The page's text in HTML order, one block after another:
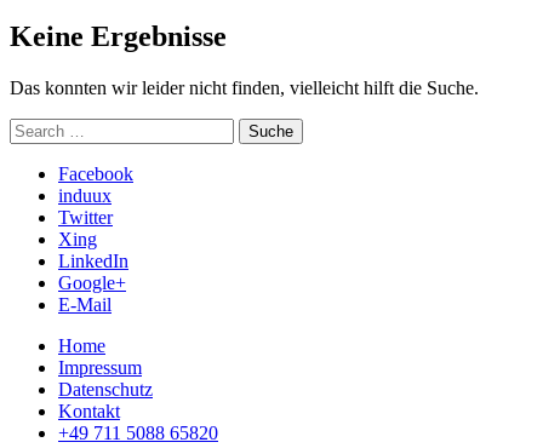
Keine Ergebnisse
Das konnten wir leider nicht finden, vielleicht hilft die Suche.
Suchen
nach:
Suche
Facebook
induux
Twitter
Xing
LinkedIn
Google+
E-Mail
Home
Impressum
Datenschutz
Kontakt
+49 711 5088 65820